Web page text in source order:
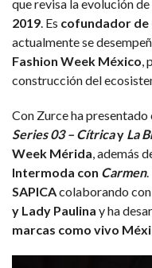
que revisa la evolución
2019. Es cofundador de
actualmente se
Fashion Week México,
construcción del
Con Zurce ha
Series 03 – Cítricay La
Week Mérida, además
Intermoda con Carmen.
SAPICAcolaborando
y Lady Paulina y ha
marcas como vivo